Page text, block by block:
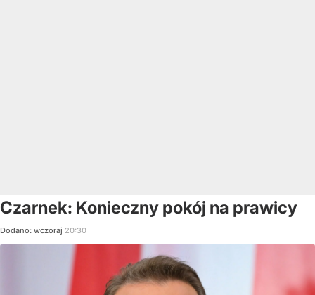
Czarnek: Konieczny pokój na prawicy
Dodano: wczoraj 20:30